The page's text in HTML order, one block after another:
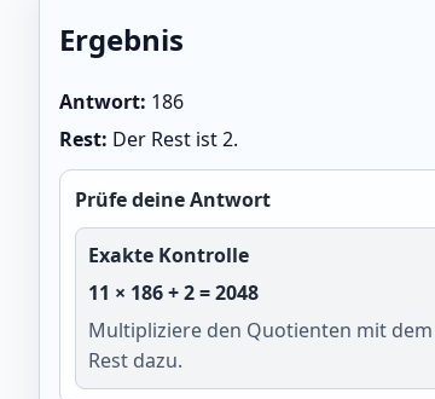
Ergebnis
Antwort: 186
Rest: Der Rest ist 2.
Prüfe deine Antwort
Exakte Kontrolle
11 × 186 + 2 = 2048
Multipliziere den Quotienten mit
Rest dazu.